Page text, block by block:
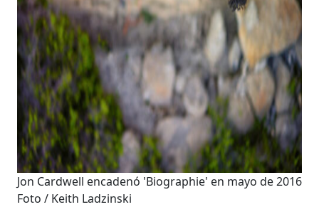
Jon Cardwell encadenó 'Biographie' en mayo de 2016
Foto / Keith Ladzinski